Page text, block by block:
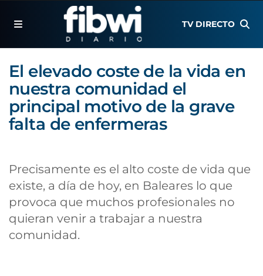
TV DIRECTO
El elevado coste de la vida en
nuestra comunidad el
principal motivo de la grave
falta de enfermeras
Precisamente es el alto coste de vida que
existe, a día de hoy, en Baleares lo que
provoca que muchos profesionales no
quieran venir a trabajar a nuestra
comunidad.